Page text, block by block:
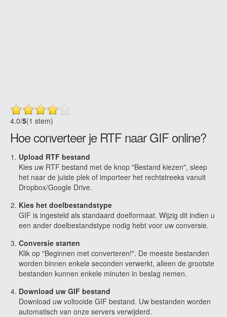
4.0/5(1 stem)
Hoe converteer je RTF naar GIF online?
Upload RTF bestand
Kies uw RTF bestand met de knop "Bestand kiezen", sleep
het naar de juiste plek of importeer het rechtstreeks vanuit
Dropbox/Google Drive.
Kies het doelbestandstype
GIF is ingesteld als standaard doelformaat. Wijzig dit indien u
een ander doelbestandstype nodig hebt voor uw conversie.
Conversie starten
Klik op "Beginnen met converteren!". De meeste bestanden
worden binnen enkele seconden verwerkt, alleen de grootste
bestanden kunnen enkele minuten in beslag nemen.
Download uw GIF bestand
Download uw voltooide GIF bestand. Uw bestanden worden
automatisch van onze servers verwijderd.